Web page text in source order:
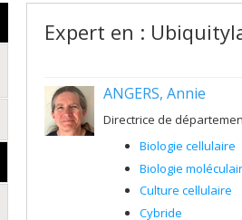
Expert en :
ANGERS, Annie
Directrice de
Biologie cellulaire
Biologie
Culture cellulaire
Cybride